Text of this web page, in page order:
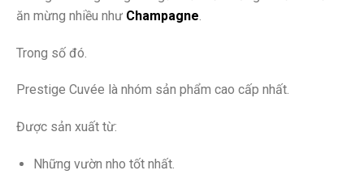
ăn mừng nhiều như Champagne
Trong số đó.
Prestige Cuvée là nhóm sản phẩm cao cấp nhất.
Được sản xuất từ:
Những vườn nho tốt nhất.